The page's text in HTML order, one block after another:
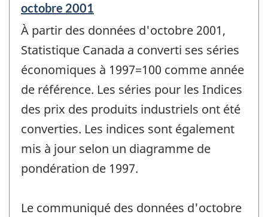
Période
de
référence
de
changement
-
octobre 2001
À partir des données d'octobre 2001,
Statistique Canada a converti ses séries
économiques à 1997=100 comme année
de référence. Les séries pour les Indices
des prix des produits industriels ont été
converties. Les indices sont également
mis à jour selon un diagramme de
pondération de 1997.
Le communiqué des données d'octobre